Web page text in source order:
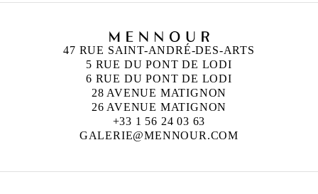
47 RUE SAINT-ANDRÉ-DES-ARTS
5 RUE DU PONT DE LODI
6 RUE DU PONT DE LODI
28 AVENUE MATIGNON
26 AVENUE MATIGNON
+33 1 56 24 03 63
GALERIE@MENNOUR.COM